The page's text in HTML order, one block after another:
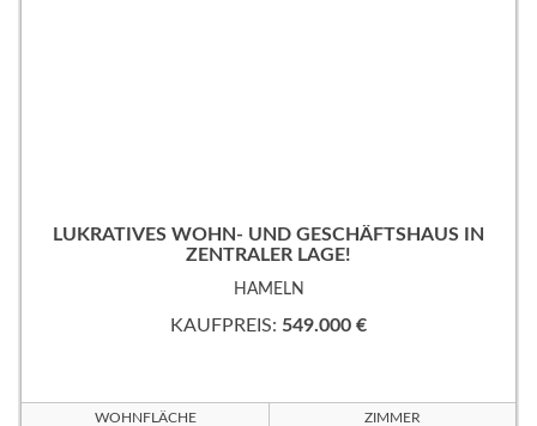
LUKRATIVES WOHN- UND GESCHÄFTSHAUS IN
ZENTRALER LAGE!
HAMELN
KAUFPREIS: 549.000 €
WOHNFLÄCHE ZIMMER